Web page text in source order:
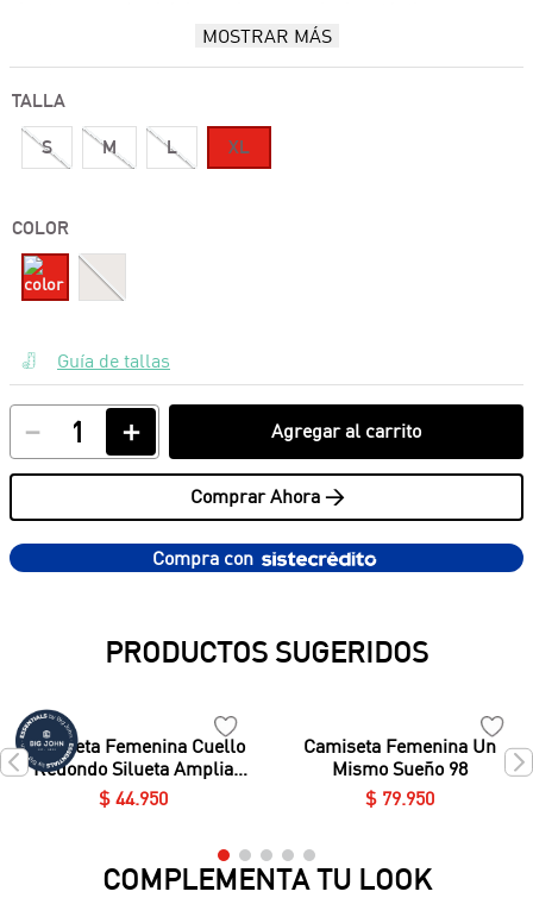
femenina se convierte en una pieza ideal para quienes aman
la moda casual con personalidad.
MOSTRAR MÁS
TALLA
S M L XL
COLOR
Guía de tallas
＋
－ Agregar al carrito
Comprar Ahora >
Compra con
PRODUCTOS SUGERIDOS